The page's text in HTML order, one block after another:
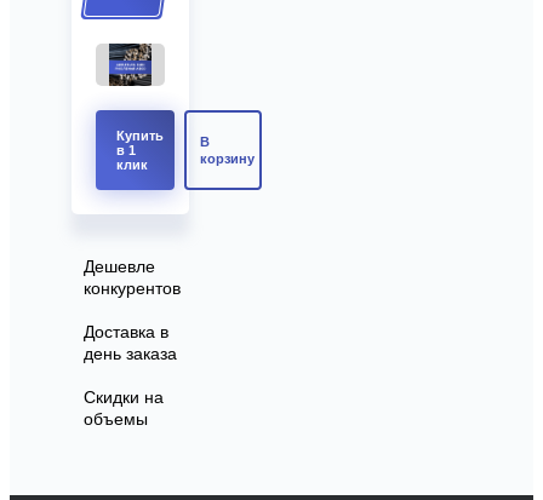
Купить
в 1
клик
В
корзину
Дешевле
конкурентов
Доставка в
день заказа
Скидки на
объемы